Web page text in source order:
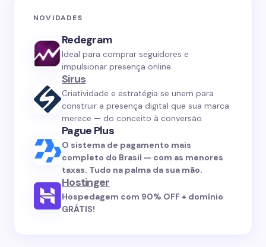
NOVIDADES
Redegram
Ideal para comprar seguidores e
impulsionar presença online.
Sirus
Criatividade e estratégia se unem para
construir a presença digital que sua marca
merece — do conceito à conversão.
Pague Plus
O sistema de pagamento mais
completo do Brasil — com as menores
taxas. Tudo na palma da sua mão.
Hostinger
Hospedagem com 90% OFF + domínio
GRÁTIS!